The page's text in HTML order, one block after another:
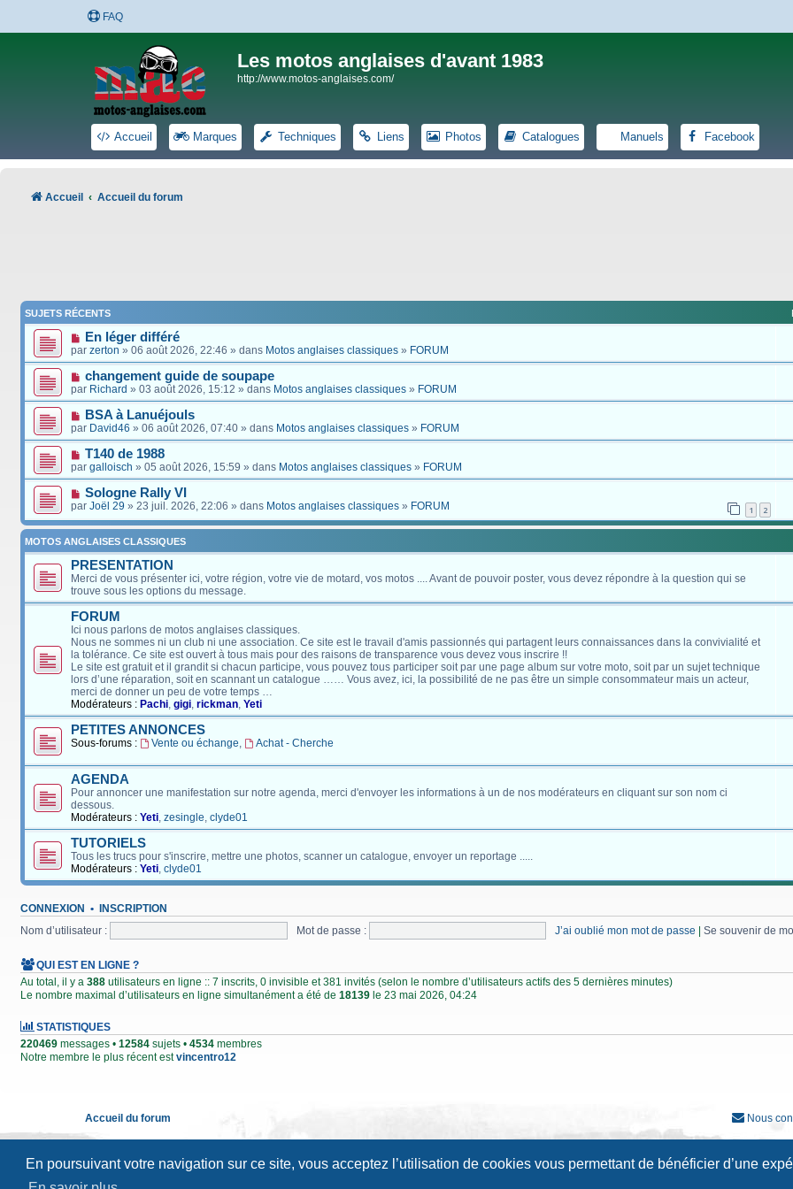
En poursuivant votre navigation sur ce site, vous acceptez l’utilisation de cookies vous permettant de bénéficier d’une
FAQ
Les motos anglaises d'avant 1983
http://www.motos-anglaises.com/
Accueil Marques Techniques Liens Photos Catalogues Manuels Facebook
Accueil Accueil du forum
SUJETS RÉCENTS
En léger différé
par zerton » 06 août 2026, 22:46 » dans Motos anglaises classiques » FORUM
changement guide de soupape
par Richard » 03 août 2026, 15:12 » dans Motos anglaises classiques » FORUM
BSA à Lanuéjouls
par David46 » 06 août 2026, 07:40 » dans Motos anglaises classiques » FORUM
T140 de 1988
par galloisch » 05 août 2026, 15:59 » dans Motos anglaises classiques » FORUM
Sologne Rally VI
1 2
par Joël 29 » 23 juil. 2026, 22:06 » dans Motos anglaises classiques » FORUM
MOTOS ANGLAISES CLASSIQUES
PRESENTATION
Merci de vous présenter ici, votre région, votre vie de motard, vos motos .... Avant de pouvoir poster, vous devez répondre à la question qui se
trouve sous les options du message.
FORUM
Ici nous parlons de motos anglaises classiques.
Nous ne sommes ni un club ni une association. Ce site est le travail d'amis passionnés qui partagent leurs connaissances dans la convivialité et
la tolérance. Ce site est ouvert à tous mais pour des raisons de transparence vous devez vous inscrire !!
Le site est gratuit et il grandit si chacun participe, vous pouvez tous participer soit par une page album sur votre moto, soit par un sujet technique
lors d’une réparation, soit en scannant un catalogue …… Vous avez, ici, la possibilité de ne pas être un simple consommateur mais un acteur,
merci de donner un peu de votre temps …
Modérateurs : Pachi, gigi, rickman, Yeti
PETITES ANNONCES
Sous-forums : Vente ou échange, Achat - Cherche
AGENDA
Pour annoncer une manifestation sur notre agenda, merci d'envoyer les informations à un de nos modérateurs en cliquant sur son nom ci
dessous.
Modérateurs : Yeti, zesingle, clyde01
TUTORIELS
Tous les trucs pour s'inscrire, mettre une photos, scanner un catalogue, envoyer un reportage .....
Modérateurs : Yeti, clyde01
CONNEXION • INSCRIPTION
Nom d’utilisateur : Mot de passe : J’ai oublié mon mot de passe | Se souvenir de
QUI EST EN LIGNE ?
Au total, il y a 388 utilisateurs en ligne :: 7 inscrits, 0 invisible et 381 invités (selon le nombre d’utilisateurs actifs des 5 dernières minutes)
Le nombre maximal d’utilisateurs en ligne simultanément a été de 18139 le 23 mai 2026, 04:24
STATISTIQUES
220469 messages • 12584 sujets • 4534 membres
Notre membre le plus récent estvincentro12
Accueil du forum Nous
Traduction française officielle©Qiaeru